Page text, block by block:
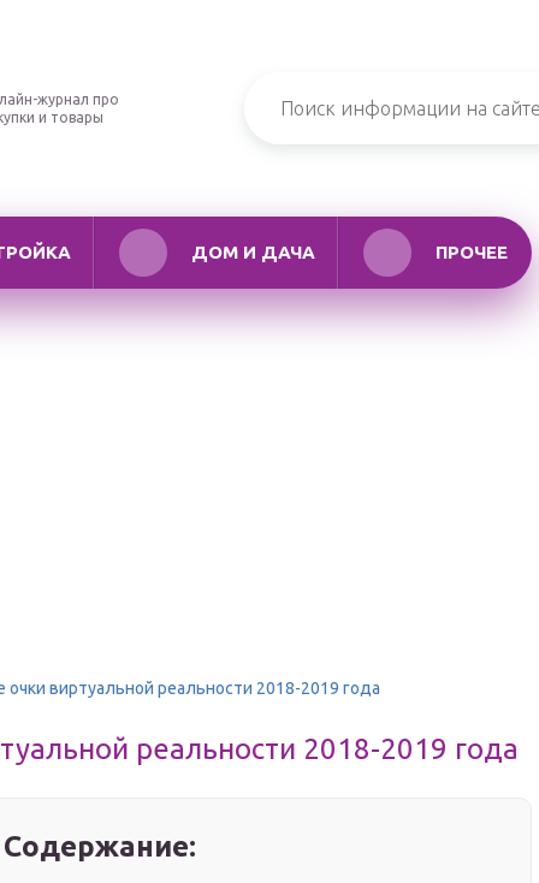
журнал про
и товары
ДОМ И ДАЧА ПРОЧЕЕ
виртуальной реальности 2018-2019 года
реальности 2018-2019 года
Содержание: